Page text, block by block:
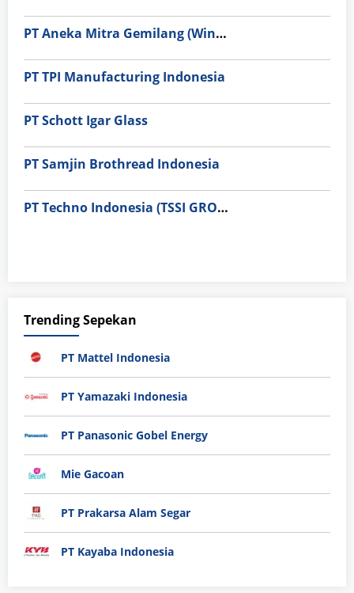
PT Aneka Mitra Gemilang (Wings Group)
PT TPI Manufacturing Indonesia
PT Schott Igar Glass
PT Samjin Brothread Indonesia
PT Techno Indonesia (TSSI GROUP)
Trending Sepekan
PT Mattel Indonesia
PT Yamazaki Indonesia
PT Panasonic Gobel Energy
Mie Gacoan
PT Prakarsa Alam Segar
PT Kayaba Indonesia